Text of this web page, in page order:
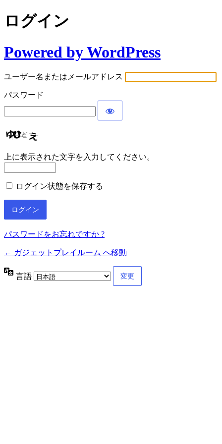
ログイン
Powered by WordPress
ユーザー名またはメールアドレス
パスワード
上に表示された文字を入力してください。
ログイン状態を保存する
パスワードをお忘れですか ?
← ガジェットプレイルーム へ移動
言語